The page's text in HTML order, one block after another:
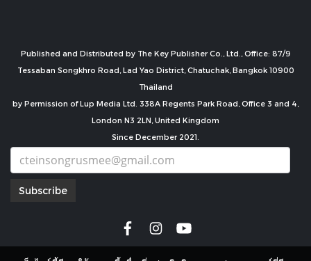
Published and Distributed by The Key Publisher Co., Ltd., Office: 87/9
Tessaban Songkhro Road, Lad Yao District, Chatuchak, Bangkok 10900
Thailand
by Permission of Lup Media Ltd. 338A Regents Park Road, Office 3 and 4,
London N3 2LN, United Kingdom
Since December 2021.
Subscribe